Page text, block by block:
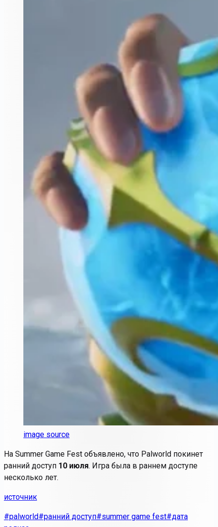
image source
На Summer Game Fest объявлено, что Palworld покинет
ранний доступ 10 июля. Игра была в раннем доступе
несколько лет.
источник
#palworld#ранний доступ#summer game fest#дата